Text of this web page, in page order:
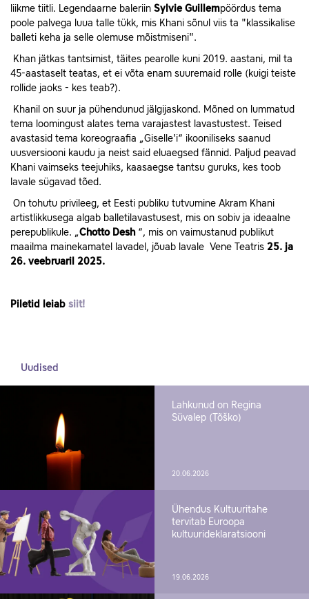
liikme tiitli. Legendaarne baleriin Sylvie Guillempöördus tema
poole palvega luua talle tükk, mis Khani sõnul viis ta "klassikalise
balleti keha ja selle olemuse mõistmiseni".
Khan jätkas tantsimist, täites pearolle kuni 2019. aastani, mil ta
45-aastaselt teatas, et ei võta enam suuremaid rolle (kuigi teiste
rollide jaoks - kes teab?).
Khanil on suur ja pühendunud jälgijaskond. Mõned on lummatud
tema loomingust alates tema varajastest lavastustest. Teised
avastasid tema koreograafia „Giselle'i“ ikooniliseks saanud
uusversiooni kaudu ja neist said eluaegsed fännid. Paljud peavad
Khani vaimseks teejuhiks, kaasaegse tantsu guruks, kes toob
lavale sügavad tõed.
On tohutu privileeg, et Eesti publiku tutvumine Akram Khani
artistlikkusega algab balletilavastusest, mis on sobiv ja ideaalne
perepublikule. „Chotto Desh“, mis on vaimustanud publikut
maailma mainekamatel lavadel, jõuab lavale Vene Teatris 25. ja
26. veebruaril 2025.
Piletid leiab siit!
Uudised
Lahkunud on Regina
Süvalep (Tõško)
20.06.2026
Ühendus Kultuuritahe
tervitab Euroopa
kultuurideklaratsiooni
19.06.2026